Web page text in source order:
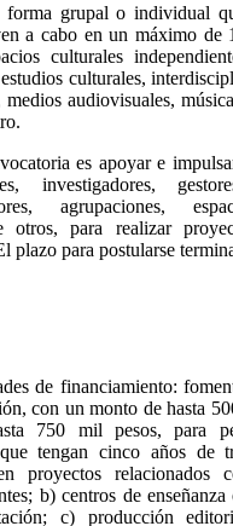
grupal o individual
a cabo en un máximo de
culturales
culturales,
audiovisuales,
es apoyar e
investigadores,
agrupaciones,
otros, para realizar
plazo para postularse
de financiamiento:
con un monto de hasta
750 mil pesos, para
tengan cinco años de
proyectos relacionados
b) centros de
c) producción